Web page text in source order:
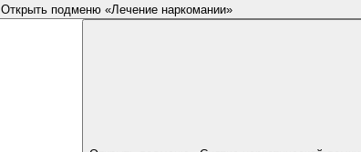
Открыть подменю «Лечение наркомании»